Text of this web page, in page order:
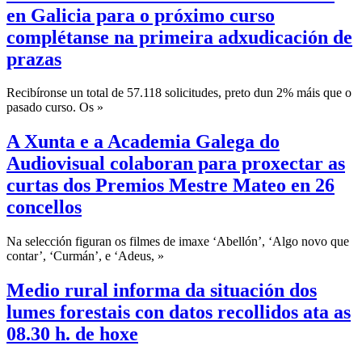
en Galicia para o próximo curso
complétanse na primeira adxudicación de
prazas
Recibíronse un total de 57.118 solicitudes, preto dun 2% máis que o
pasado curso. Os »
A Xunta e a Academia Galega do
Audiovisual colaboran para proxectar as
curtas dos Premios Mestre Mateo en 26
concellos
Na selección figuran os filmes de imaxe ‘Abellón’, ‘Algo novo que
contar’, ‘Curmán’, e ‘Adeus, »
Medio rural informa da situación dos
lumes forestais con datos recollidos ata as
08.30 h. de hoxe